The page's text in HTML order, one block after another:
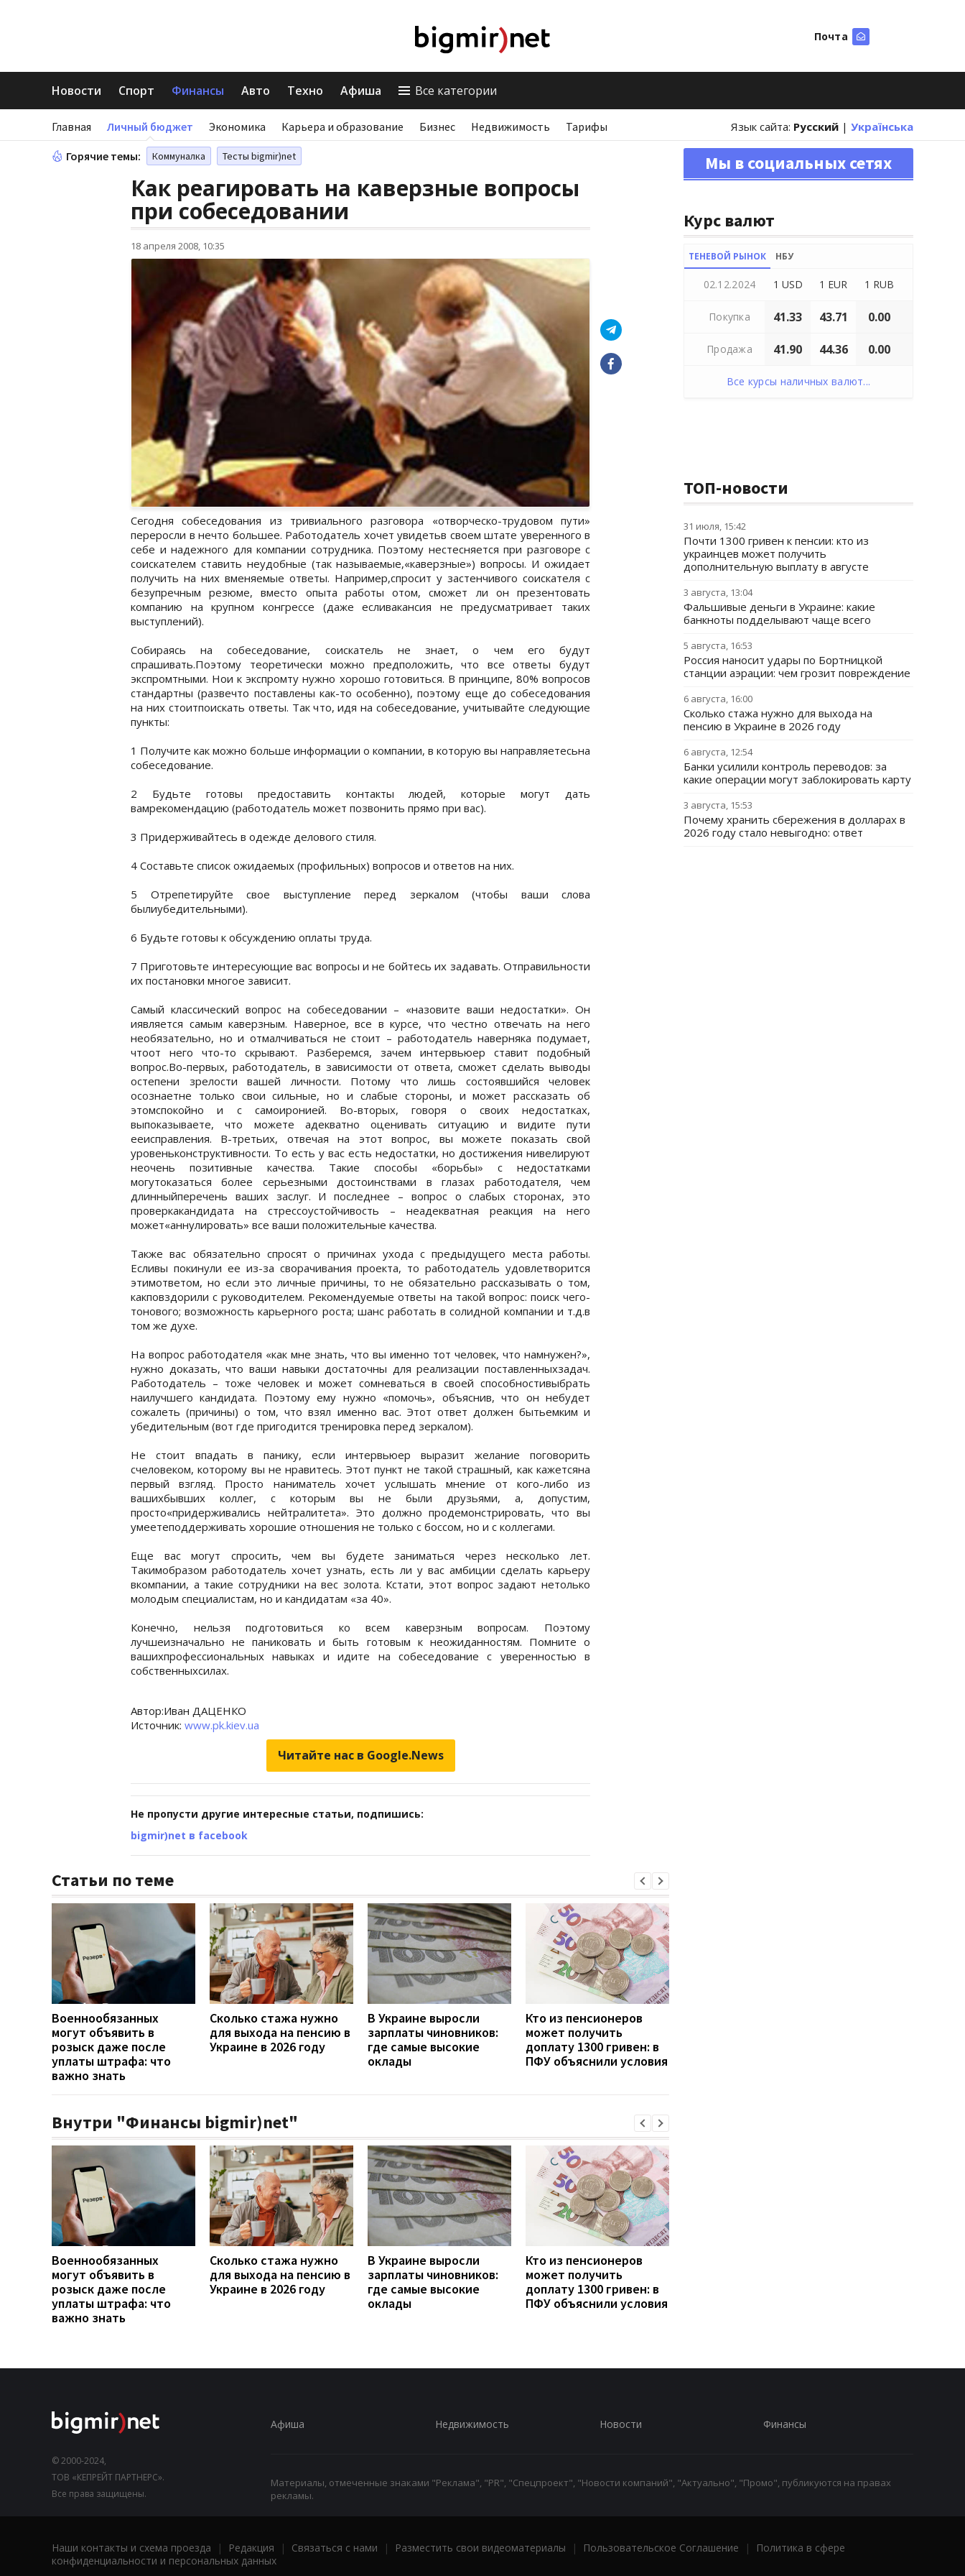
Почта
Новости Спорт Финансы Авто Техно Афиша Все категории
Главная Личный бюджет Экономика Карьера и образование Бизнес Недвижимость Тарифы Язык сайта: Русский | Українська
Горячие темы: Коммуналка Тесты bigmir)net
Как реагировать на каверзные вопросы
при собеседовании
18 апреля 2008, 10:35
Сегодня собеседования из тривиального разговора «отворческо-трудовом пути»
переросли в нечто большее. Работодатель хочет увидетьв своем штате уверенного в
себе и надежного для компании сотрудника. Поэтому нестесняется при разговоре с
соискателем ставить неудобные (так называемые,«каверзные») вопросы. И ожидает
получить на них вменяемые ответы. Например,спросит у застенчивого соискателя с
безупречным резюме, вместо опыта работы отом, сможет ли он презентовать
компанию на крупном конгрессе (даже есливакансия не предусматривает таких
выступлений).
Собираясь на собеседование, соискатель не знает, о чем его будут
спрашивать.Поэтому теоретически можно предположить, что все ответы будут
экспромтными. Нои к экспромту нужно хорошо готовиться. В принципе, 80% вопросов
стандартны (развечто поставлены как-то особенно), поэтому еще до собеседования
на них стоитпоискать ответы. Так что, идя на собеседование, учитывайте следующие
пункты:
1 Получите как можно больше информации о компании, в которую вы направляетесьна
собеседование.
2 Будьте готовы предоставить контакты людей, которые могут дать
вамрекомендацию (работодатель может позвонить прямо при вас).
3 Придерживайтесь в одежде делового стиля.
4 Составьте список ожидаемых (профильных) вопросов и ответов на них.
5 Отрепетируйте свое выступление перед зеркалом (чтобы ваши слова
былиубедительными).
6 Будьте готовы к обсуждению оплаты труда.
7 Приготовьте интересующие вас вопросы и не бойтесь их задавать. Отправильности
их постановки многое зависит.
Самый классический вопрос на собеседовании – «назовите ваши недостатки». Он
иявляется самым каверзным. Наверное, все в курсе, что честно отвечать на него
необязательно, но и отмалчиваться не стоит – работодатель наверняка подумает,
чтоот него что-то скрывают. Разберемся, зачем интервьюер ставит подобный
вопрос.Во-первых, работодатель, в зависимости от ответа, сможет сделать выводы
остепени зрелости вашей личности. Потому что лишь состоявшийся человек
осознаетне только свои сильные, но и слабые стороны, и может рассказать об
этомспокойно и с самоиронией. Во-вторых, говоря о своих недостатках,
выпоказываете, что можете адекватно оценивать ситуацию и видите пути
ееисправления. В-третьих, отвечая на этот вопрос, вы можете показать свой
уровеньконструктивности. То есть у вас есть недостатки, но достижения нивелируют
неочень позитивные качества. Такие способы «борьбы» с недостатками
могутоказаться более серьезными достоинствами в глазах работодателя, чем
длинныйперечень ваших заслуг. И последнее – вопрос о слабых сторонах, это
проверкакандидата на стрессоустойчивость – неадекватная реакция на него
может«аннулировать» все ваши положительные качества.
Также вас обязательно спросят о причинах ухода с предыдущего места работы.
Есливы покинули ее из-за сворачивания проекта, то работодатель удовлетворится
этимответом, но если это личные причины, то не обязательно рассказывать о том,
какповздорили с руководителем. Рекомендуемые ответы на такой вопрос: поиск чего-
тонового; возможность карьерного роста; шанс работать в солидной компании и т.д.в
том же духе.
На вопрос работодателя «как мне знать, что вы именно тот человек, что намнужен?»,
нужно доказать, что ваши навыки достаточны для реализации поставленныхзадач.
Работодатель – тоже человек и может сомневаться в своей способностивыбрать
наилучшего кандидата. Поэтому ему нужно «помочь», объяснив, что он небудет
сожалеть (причины) о том, что взял именно вас. Этот ответ должен бытьемким и
убедительным (вот где пригодится тренировка перед зеркалом).
Не стоит впадать в панику, если интервьюер выразит желание поговорить
счеловеком, которому вы не нравитесь. Этот пункт не такой страшный, как кажетсяна
первый взгляд. Просто наниматель хочет услышать мнение от кого-либо из
вашихбывших коллег, с которым вы не были друзьями, а, допустим,
просто«придерживались нейтралитета». Это должно продемонстрировать, что вы
умеетеподдерживать хорошие отношения не только с боссом, но и с коллегами.
Еще вас могут спросить, чем вы будете заниматься через несколько лет.
Такимобразом работодатель хочет узнать, есть ли у вас амбиции сделать карьеру
вкомпании, а такие сотрудники на вес золота. Кстати, этот вопрос задают нетолько
молодым специалистам, но и кандидатам «за 40».
Конечно, нельзя подготовиться ко всем каверзным вопросам. Поэтому
лучшеизначально не паниковать и быть готовым к неожиданностям. Помните о
вашихпрофессиональных навыках и идите на собеседование с уверенностью в
собственныхсилах.
Автор:Иван ДАЦЕНКО
Источник: www.pk.kiev.ua
Читайте нас в Google.News
Не пропусти другие интересные статьи, подпишись:
bigmir)net в facebook
Статьи по теме
Военнообязанных
могут объявить в
розыск даже после
уплаты штрафа: что
важно знать
Сколько стажа нужно
для выхода на пенсию в
Украине в 2026 году
В Украине выросли
зарплаты чиновников:
где самые высокие
оклады
Кто из пенсионеров
может получить
доплату 1300 гривен: в
ПФУ объяснили условия
Внутри "Финансы bigmir)net"
Военнообязанных
могут объявить в
розыск даже после
уплаты штрафа: что
важно знать
Сколько стажа нужно
для выхода на пенсию в
Украине в 2026 году
В Украине выросли
зарплаты чиновников:
где самые высокие
оклады
Кто из пенсионеров
может получить
доплату 1300 гривен: в
ПФУ объяснили условия
Мы в социальных сетях
Курс валют
ТЕНЕВОЙ РЫНОК НБУ
02.12.2024 1 USD 1 EUR 1 RUB
Покупка 41.33 43.71 0.00
Продажа 41.90 44.36 0.00
Все курсы наличных валют...
ТОП-новости
31 июля, 15:42
Почти 1300 гривен к пенсии: кто из
украинцев может получить
дополнительную выплату в августе
3 августа, 13:04
Фальшивые деньги в Украине: какие
банкноты подделывают чаще всего
5 августа, 16:53
Россия наносит удары по Бортницкой
станции аэрации: чем грозит повреждение
6 августа, 16:00
Сколько стажа нужно для выхода на
пенсию в Украине в 2026 году
6 августа, 12:54
Банки усилили контроль переводов: за
какие операции могут заблокировать карту
3 августа, 15:53
Почему хранить сбережения в долларах в
2026 году стало невыгодно: ответ
© 2000-2024,
ТОВ «КЕПРЕЙТ ПАРТНЕРС».
Все права защищены.
Афиша Недвижимость Новости Финансы
Материалы, отмеченные знаками "Реклама", "PR", "Спецпроект", "Новости компаний", "Актуально", "Промо", публикуются на правах
рекламы.
Наши контакты и схема проезда | Редакция | Связаться с нами | Разместить свои видеоматериалы | Пользовательское Соглашение |
Политика в сфере
конфиденциальности и персональных данных